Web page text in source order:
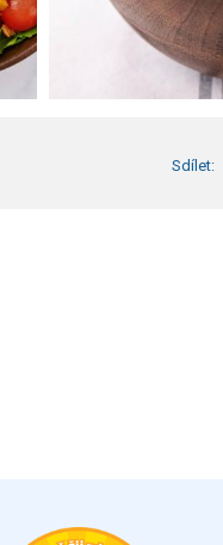
Sdílet: